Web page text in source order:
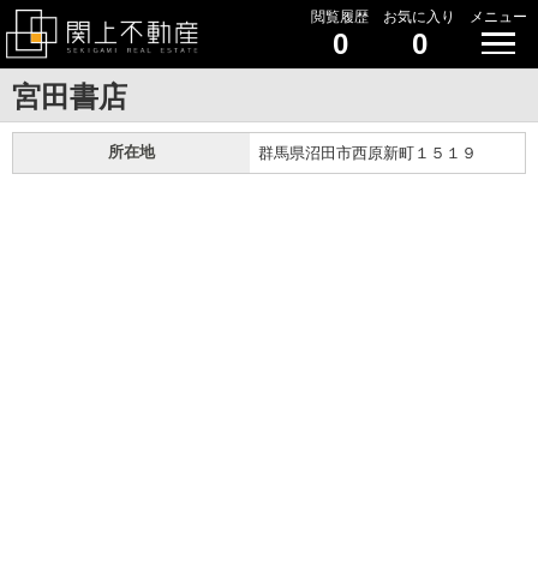
閲覧履歴
0
お気に入り
0
メニュー
宮田書店
所在地 群馬県沼田市西原新町１５１９